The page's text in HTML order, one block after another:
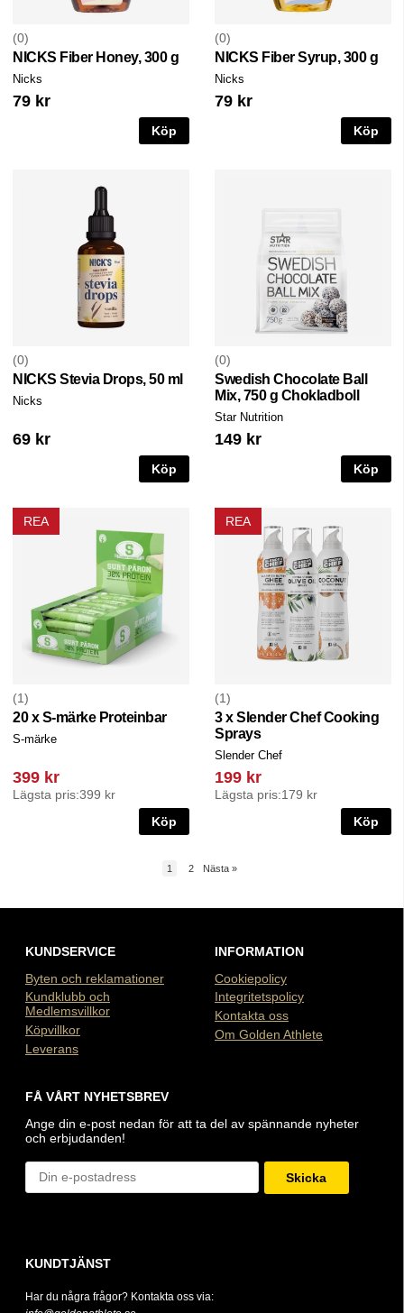
0
NICKS Fiber Honey, 300 g
Nicks
79 kr
Köp
0
NICKS Fiber Syrup, 300 g
Nicks
79 kr
Köp
0
NICKS Stevia Drops, 50 ml
Nicks
69 kr
Köp
0
Swedish Chocolate Ball
Mix, 750 g Chokladboll
Star Nutrition
149 kr
Köp
REA
1
20 x S-märke Proteinbar
S-märke
399 kr
Lägsta pris:399 kr
Köp
REA
1
3 x Slender Chef Cooking
Sprays
Slender Chef
199 kr
Lägsta pris:179 kr
Köp
1 2 Nästa »
KUNDSERVICE
Byten och reklamationer
Kundklubb och
Medlemsvillkor
Köpvillkor
Leverans
INFORMATION
Cookiepolicy
Integritetspolicy
Kontakta oss
Om Golden Athlete
FÅ VÅRT NYHETSBREV
Ange din e-post nedan för att ta del av spännande nyheter
och erbjudanden!
Skicka
KUNDTJÄNST
Har du några frågor? Kontakta oss via: